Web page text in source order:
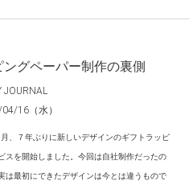
ングペーパー制作の裏側
JOURNAL
16（水）
、７年ぶりに新しいデザインのギフトラッピ
スを開始しました。今回は自社制作だったの
は最初にできたデザインは今とは違うもので